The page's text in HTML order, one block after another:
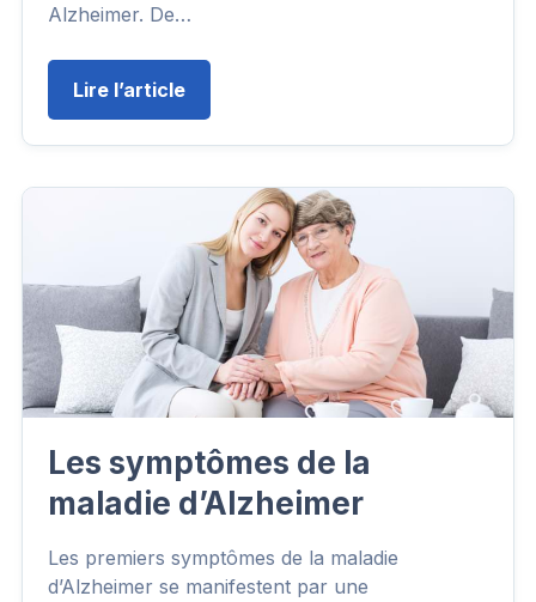
Alzheimer. De…
Lire l’article
Les symptômes de la
maladie d’Alzheimer
Les premiers symptômes de la maladie
d’Alzheimer se manifestent par une